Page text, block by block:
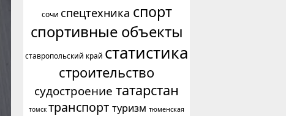
сочи спецтехника спорт
спортивные объекты
ставропольский край статистика
строительство
судостроение татарстан
томск транспорт туризм тюменская